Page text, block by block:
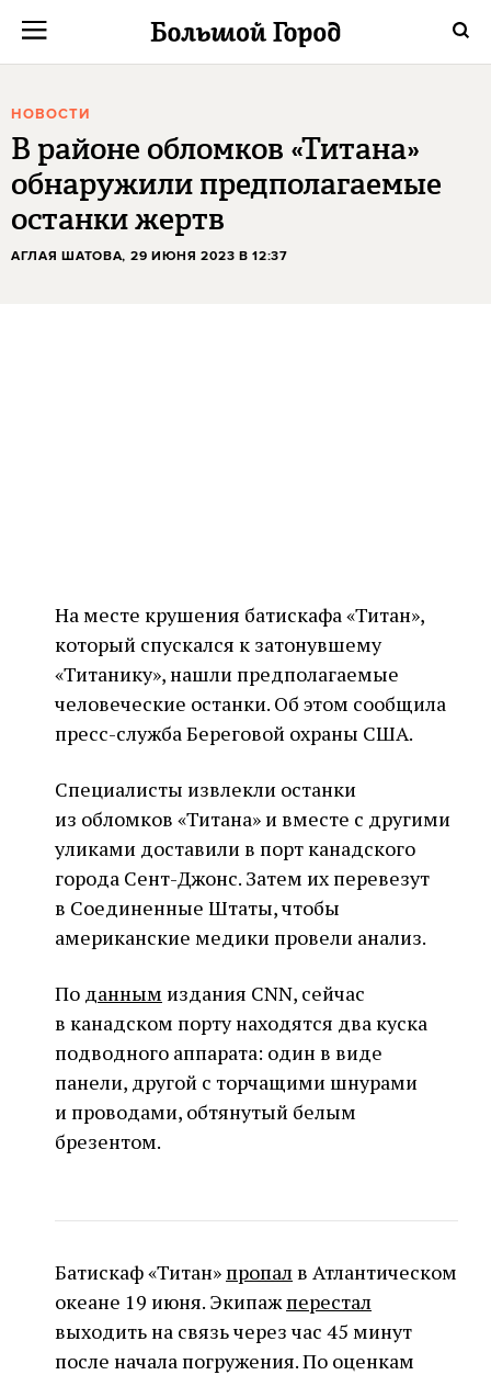
НОВОСТИ
В районе обломков «Титана»
обнаружили предполагаемые
останки жертв
АГЛАЯ ШАТОВА, 29 ИЮНЯ 2023 В 12:37
На месте крушения батискафа «Титан»,
который спускался к затонувшему
«Титанику», нашли предполагаемые
человеческие останки. Об этом сообщила
пресс-служба Береговой охраны США.
Специалисты извлекли останки
из обломков «Титана» и вместе с другими
уликами доставили в порт канадского
города Сент-Джонс. Затем их перевезут
в Соединенные Штаты, чтобы
американские медики провели анализ.
По данным издания CNN, сейчас
в канадском порту находятся два куска
подводного аппарата: один в виде
панели, другой с торчащими шнурами
и проводами, обтянутый белым
брезентом.
Батискаф «Титан» пропал в Атлантическом
океане 19 июня. Экипажперестал
выходить на связь через час 45 минут
после начала погружения. По оценкам